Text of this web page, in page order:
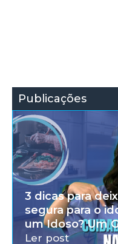
Publicações
3 dicas para
segura para o
um Idoso? Um
Ler post